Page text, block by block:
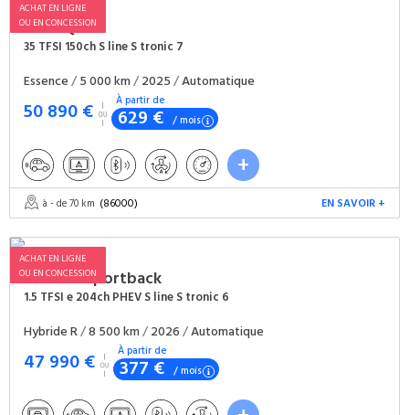
ACHAT EN LIGNE
OU EN CONCESSION
AUDIQ3
35 TFSI 150ch S line S tronic 7
Essence/5 000 km/2025/Automatique
50 890 € À partir de
629 € / mois
à - de 70 km (86000) EN SAVOIR +
ACHAT EN LIGNE
OU EN CONCESSION
AUDIA3 Sportback
1.5 TFSI e 204ch PHEV S line S tronic 6
Hybride R/8 500 km/2026/Automatique
47 990 € À partir de
377 € / mois